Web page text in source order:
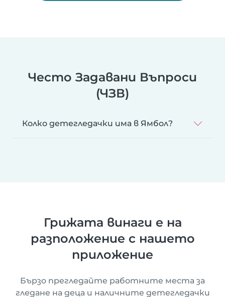
Често Задавани Въпроси
(ЧЗВ)
Колко детегледачки има в Ямбол?
Грижата винаги е на
разположение с нашето
приложение
Бързо прегледайте работните места за
гледане на деца и наличните детегледачки